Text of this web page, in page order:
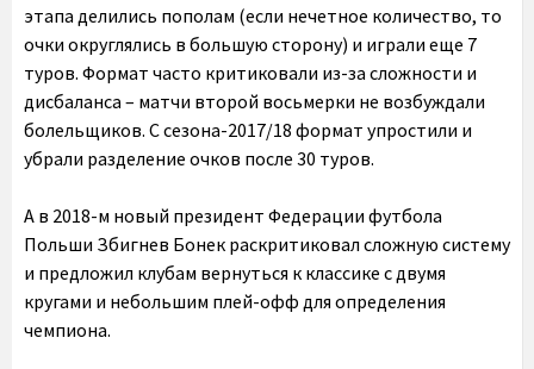
этапа делились пополам (если нечетное количество, то
очки округлялись в большую сторону) и играли еще 7
туров. Формат часто критиковали из-за сложности и
дисбаланса – матчи второй восьмерки не возбуждали
болельщиков. С сезона-2017/18 формат упростили и
убрали разделение очков после 30 туров.
А в 2018-м новый президент Федерации футбола
Польши Збигнев Бонек раскритиковал сложную систему
и предложил клубам вернуться к классике с двумя
кругами и небольшим плей-офф для определения
чемпиона.